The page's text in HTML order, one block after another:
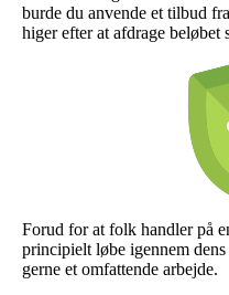
burde du anvende et tilbud
higer efter at afdrage beløbet
Forud for at folk handler på
principielt løbe igennem
gerne et omfattende arbejde.